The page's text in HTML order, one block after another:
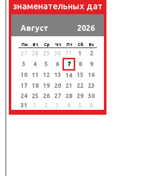
знаменательных дат
Август 2026
Пн Вт Ср Чт Пт Сб Вс
27 28 29 30 31 1
2
3
4 5 6 7 8
9
10
11 12 13 14 15
16
17
18 19 20 21 22
23
24
25 26 27 28 29
30
31
1 2 3 4 5 6